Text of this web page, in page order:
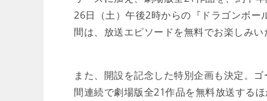
26日（土）午後2時からの『ドラゴンボー
間は、放送エピソードを無料でお楽しみい
また、開設を記念した特別企画も決定。
間連続で劇場版全21作品を無料放送する